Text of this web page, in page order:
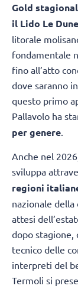
Gold
il Lido Le Dune
litorale
fondamentale
fino all’atto
dove saranno
questo primo
Pallavolo ha
per genere.
Anche nel
sviluppa
regioni
nazionale
attesi
dopo stagione,
tecnico delle
interpreti del
Termoli si